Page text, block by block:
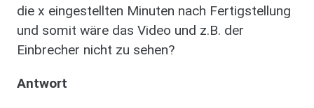
die x eingestellten Minuten nach Fertigstellung
und somit wäre das Video und z.B. der
Einbrecher nicht zu sehen?
Antwort